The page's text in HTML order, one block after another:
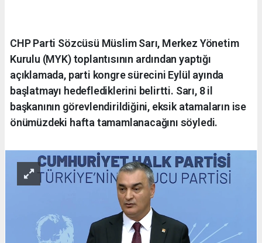
CHP Parti Sözcüsü Müslim Sarı, Merkez Yönetim
Kurulu (MYK) toplantısının ardından yaptığı
açıklamada, parti kongre sürecini Eylül ayında
başlatmayı hedeflediklerini belirtti. Sarı, 8 il
başkanının görevlendirildiğini, eksik atamaların ise
önümüzdeki hafta tamamlanacağını söyledi.